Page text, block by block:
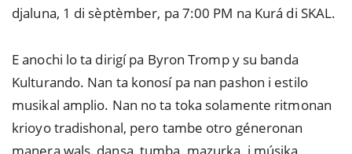
djaluna, 1 di sèptèmber, pa 7:00 PM na Kurá di SKAL.
E anochi lo ta dirigí pa Byron Tromp y su banda
Kulturando. Nan ta konosí pa nan pashon i estilo
musikal amplio. Nan no ta toka solamente ritmonan
krioyo tradishonal, pero tambe otro géneronan
manera wals, dansa, tumba, mazurka, i músika